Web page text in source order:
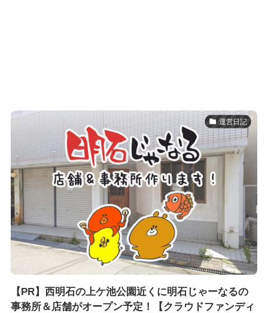
運営日記
【PR】西明石の上ケ池公園近くに明石じゃーなるの
事務所＆店舗がオープン予定！【クラウドファンディ